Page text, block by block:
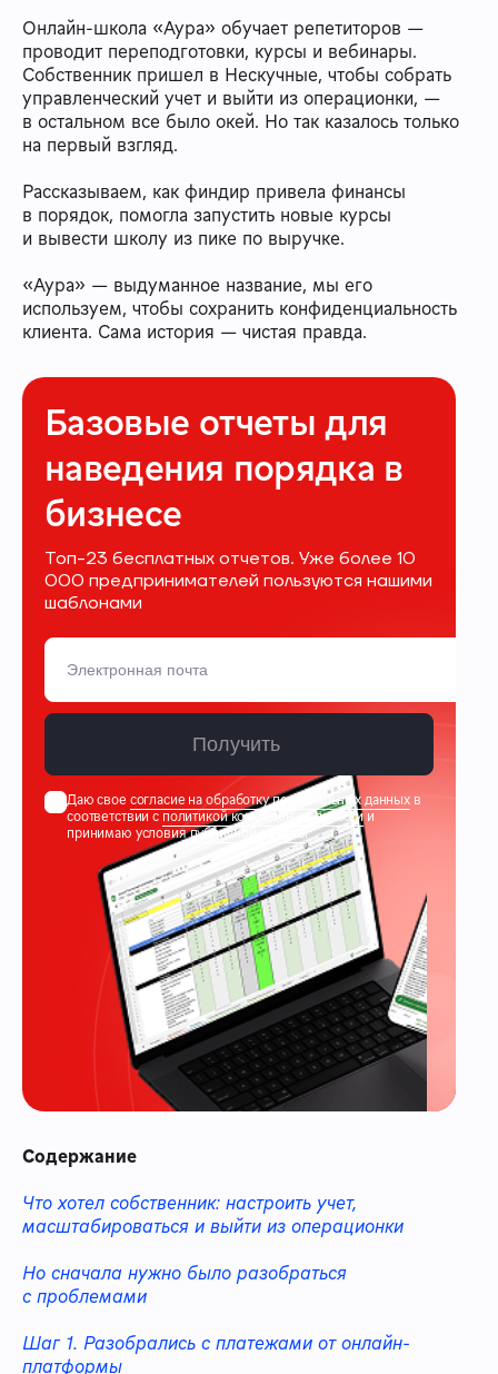
Онлайн-школа «Аура» обучает репетиторов —
проводит переподготовки, курсы и вебинары.
Собственник пришел в Нескучные, чтобы собрать
управленческий учет и выйти из операционки, —
в остальном все было окей. Но так казалось только
на первый взгляд.
Рассказываем, как финдир привела финансы
в порядок, помогла запустить новые курсы
и вывести школу из пике по выручке.
«Аура» — выдуманное название, мы его
используем, чтобы сохранить конфиденциальность
клиента. Сама история — чистая правда.
Базовые отчеты для
наведения порядка в
бизнесе
Топ-23 бесплатных отчетов. Уже более 10
000 предпринимателей пользуются нашими
шаблонами
Получить
Даю свое согласие на обработку персональных данных в
соответствии сполитикой конфиденциальностии
принимаю условияпубличной оферты
Содержание
Что хотел собственник: настроить учет,
масштабироваться и выйти из операционки
Но сначала нужно было разобраться
с проблемами
Шаг 1. Разобрались с платежами от онлайн-
платформы